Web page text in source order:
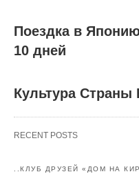
Поездка в
10 дней
Культура
RECENT POSTS
..КЛУБ ДРУЗЕЙ «ДОМ НА